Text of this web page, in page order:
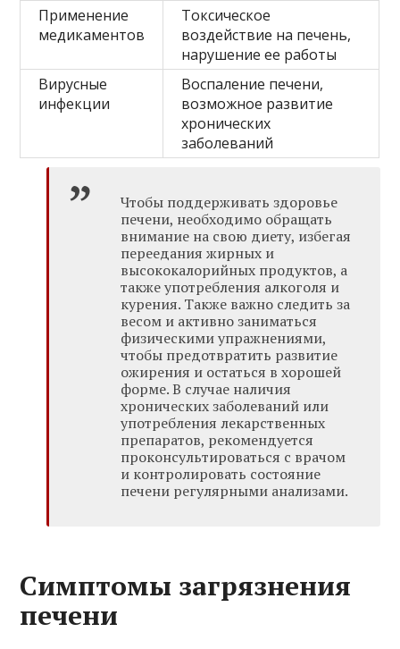
Применение
медикаментов
Токсическое
воздействие на печень,
нарушение ее работы
Вирусные
инфекции
Воспаление печени,
возможное развитие
хронических
заболеваний
Чтобы поддерживать здоровье
печени, необходимо обращать
внимание на свою диету, избегая
переедания жирных и
высококалорийных продуктов, а
также употребления алкоголя и
курения. Также важно следить за
весом и активно заниматься
физическими упражнениями,
чтобы предотвратить развитие
ожирения и остаться в хорошей
форме. В случае наличия
хронических заболеваний или
употребления лекарственных
препаратов, рекомендуется
проконсультироваться с врачом
и контролировать состояние
печени регулярными анализами.
Симптомы загрязнения
печени